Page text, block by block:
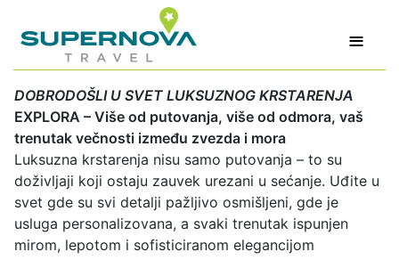
≡
DOBRODOŠLI U SVET LUKSUZNOG KRSTARENJA
EXPLORA – Više od putovanja, više od odmora, vaš
trenutak večnosti između zvezda i mora
Luksuzna krstarenja nisu samo putovanja – to su
doživljaji koji ostaju zauvek urezani u sećanje. Uđite u
svet gde su svi detalji pažljivo osmišljeni, gde je
usluga personalizovana, a svaki trenutak ispunjen
mirom, lepotom i sofisticiranom elegancijom